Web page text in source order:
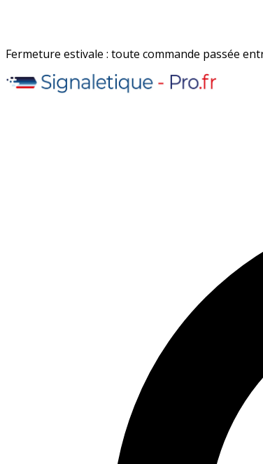
Fermeture estivale : toute commande passée